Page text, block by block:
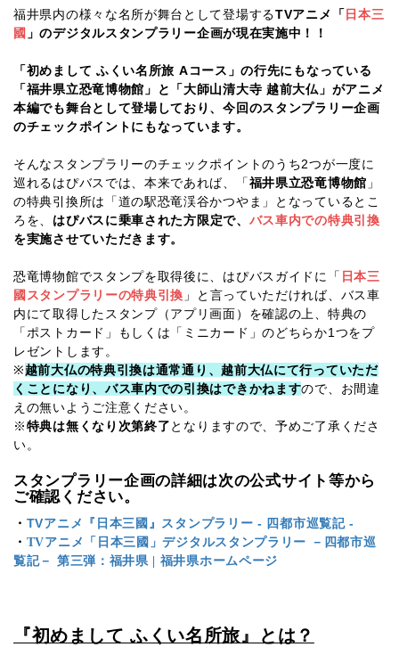
越
前
大
仏】
福井県内の様々な名所が舞台として登場するTVアニメ「 日本三
國 」のデジタルスタンプラリー企画が現在実施中！！
「初めまして ふくい名所旅 Aコース」の行先にもなっている
「福井県立恐竜博物館」と「大師山清大寺 越前大仏」がアニメ
本編でも舞台として登場しており、今回のスタンプラリー企画
のチェックポイントにもなっています。
そんなスタンプラリーのチェックポイントのうち2つが一度に
巡れるはぴバスでは、本来であれば、「福井県立恐竜博物館 」
の特典引換所は「道の駅恐竜渓谷かつやま」となっているとこ
ろを、 はぴバスに乗車された方限定で、 バス車内での特典引換
を実施させていただきます。
恐竜博物館でスタンプを取得後に、はぴバスガイドに「 日本三
國スタンプラリーの特典引換 」と言っていただければ、バス車
内にて取得したスタンプ（アプリ画面）を確認の上、特典の
「ポストカード」もしくは「ミニカード」のどちらか1つをプ
レゼントします。
※越前大仏の特典引換は通常通り、越前大仏にて行っていただ
くことになり、バス車内での引換はできかねますので、お間違
えの無いようご注意ください。
※特典は無くなり次第終了となりますので、予めご了承くださ
い。
スタンプラリー企画の詳細は次の公式サイト等から
ご確認ください。
・ TVアニメ『日本三國』スタンプラリー - 四都市巡覧記 -
・ TVアニメ「日本三國」デジタルスタンプラリー －四都市巡
覧記－ 第三弾：福井県 | 福井県ホームページ
『初めまして ふくい名所旅』とは？